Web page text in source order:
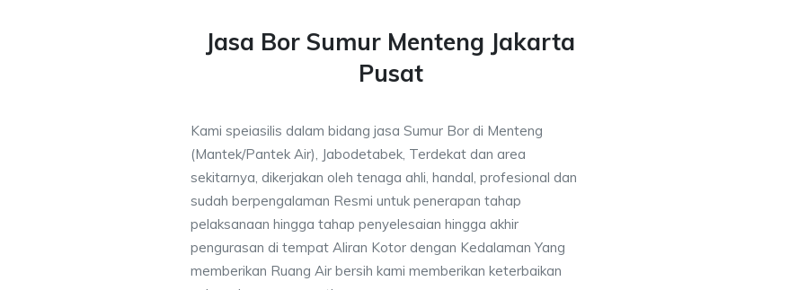
Jasa Bor Sumur Menteng Jakarta
Pusat
Kami speiasilis dalam bidang jasa Sumur Bor di Menteng
(Mantek/Pantek Air), Jabodetabek, Terdekat dan area
sekitarnya, dikerjakan oleh tenaga ahli, handal, profesional dan
sudah berpengalaman Resmi untuk penerapan tahap
pelaksanaan hingga tahap penyelesaian hingga akhir
pengurasan di tempat Aliran Kotor dengan Kedalaman Yang
memberikan Ruang Air bersih kami memberikan keterbaikan